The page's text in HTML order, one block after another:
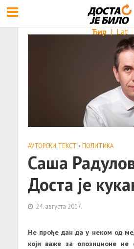
Ћир | Lat
АУТОРСКИ ТЕКСТ • ПОЛИТИКА
Саша
Доста је
24. августа 2017.
Не прође дан да у неком од
који важе за опозиционе не